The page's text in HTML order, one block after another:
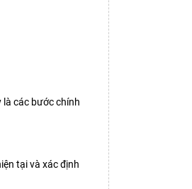
các bước chính
tại và xác định